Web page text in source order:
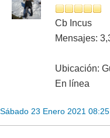
Cb Incus
Mensajes:
Ubicación:
En línea
Sábado 23 Enero 2021